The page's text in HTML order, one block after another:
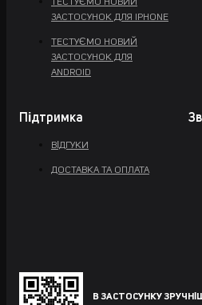
ТЕСТУЄМО НОВИЙ
ЗАСТОСУНОК ДЛЯ IPHONE
ТЕСТУЄМО НОВИЙ
ЗАСТОСУНОК ДЛЯ
ANDROID
Підтримка
ВІДГУКИ
ДОСТАВКА ТА ОПЛАТА
В ЗАСТОСУНКУ